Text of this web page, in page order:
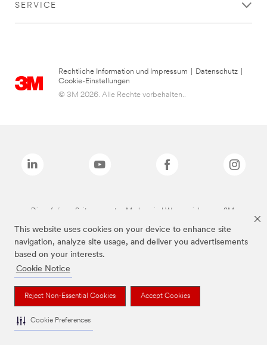
This website uses cookies on your device to enhance site
navigation, analyze site usage, and deliver you advertisements
based on your interests.
Cookie Notice
Reject Non-Essential Cookies Accept Cookies
Cookie Preferences
SERVICE
Rechtliche Information und Impressum Datenschutz
Cookie-Einstellungen
© 3M 2026. Alle Rechte vorbehalten..
Die auf dieser Seite genannten Marken sind Warenzeichen von 3M.